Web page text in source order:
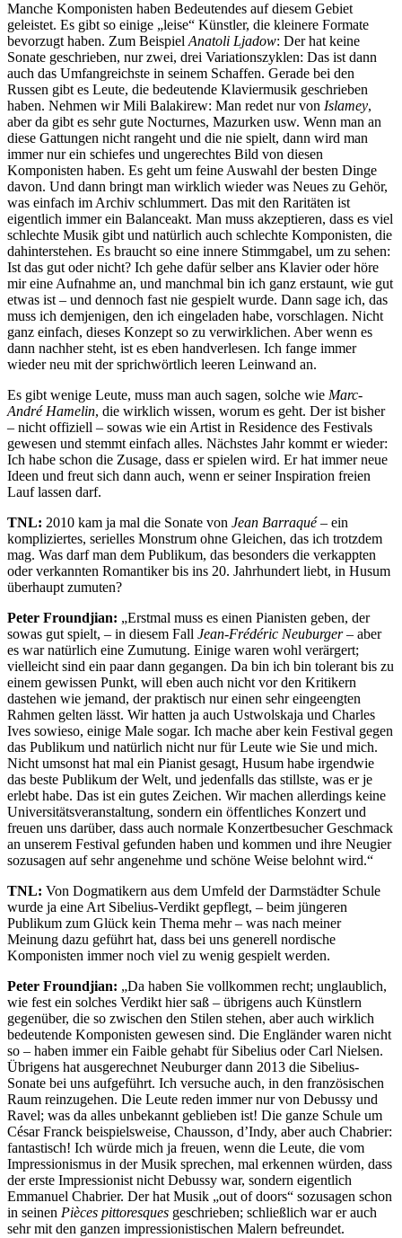
Manche Komponisten haben Bedeutendes auf diesem Gebiet
geleistet. Es gibt so einige „leise“ Künstler, die kleinere Formate
bevorzugt haben. Zum Beispiel Anatoli Ljadow: Der hat keine
Sonate geschrieben, nur zwei, drei Variationszyklen: Das ist dann
auch das Umfangreichste in seinem Schaffen. Gerade bei den
Russen gibt es Leute, die bedeutende Klaviermusik geschrieben
haben. Nehmen wir Mili Balakirew: Man redet nur von Islamey,
aber da gibt es sehr gute Nocturnes, Mazurken usw. Wenn man an
diese Gattungen nicht rangeht und die nie spielt, dann wird man
immer nur ein schiefes und ungerechtes Bild von diesen
Komponisten haben. Es geht um feine Auswahl der besten Dinge
davon. Und dann bringt man wirklich wieder was Neues zu Gehör,
was einfach im Archiv schlummert. Das mit den Raritäten ist
eigentlich immer ein Balanceakt. Man muss akzeptieren, dass es viel
schlechte Musik gibt und natürlich auch schlechte Komponisten, die
dahinterstehen. Es braucht so eine innere Stimmgabel, um zu sehen:
Ist das gut oder nicht? Ich gehe dafür selber ans Klavier oder höre
mir eine Aufnahme an, und manchmal bin ich ganz erstaunt, wie gut
etwas ist – und dennoch fast nie gespielt wurde. Dann sage ich, das
muss ich demjenigen, den ich eingeladen habe, vorschlagen. Nicht
ganz einfach, dieses Konzept so zu verwirklichen. Aber wenn es
dann nachher steht, ist es eben handverlesen. Ich fange immer
wieder neu mit der sprichwörtlich leeren Leinwand an.
Es gibt wenige Leute, muss man auch sagen, solche wie Marc-
André Hamelin, die wirklich wissen, worum es geht. Der ist bisher
– nicht offiziell – sowas wie ein Artist in Residence des Festivals
gewesen und stemmt einfach alles. Nächstes Jahr kommt er wieder:
Ich habe schon die Zusage, dass er spielen wird. Er hat immer neue
Ideen und freut sich dann auch, wenn er seiner Inspiration freien
Lauf lassen darf.
TNL: 2010 kam ja mal die Sonate von Jean Barraqué – ein
kompliziertes, serielles Monstrum ohne Gleichen, das ich trotzdem
mag. Was darf man dem Publikum, das besonders die verkappten
oder verkannten Romantiker bis ins 20. Jahrhundert liebt, in Husum
überhaupt zumuten?
Peter Froundjian: „Erstmal muss es einen Pianisten geben, der
sowas gut spielt, – in diesem Fall Jean-Frédéric Neuburger– aber
es war natürlich eine Zumutung. Einige waren wohl verärgert;
vielleicht sind ein paar dann gegangen. Da bin ich bin tolerant bis zu
einem gewissen Punkt, will eben auch nicht vor den Kritikern
dastehen wie jemand, der praktisch nur einen sehr eingeengten
Rahmen gelten lässt. Wir hatten ja auch Ustwolskaja und Charles
Ives sowieso, einige Male sogar. Ich mache aber kein Festival gegen
das Publikum und natürlich nicht nur für Leute wie Sie und mich.
Nicht umsonst hat mal ein Pianist gesagt, Husum habe irgendwie
das beste Publikum der Welt, und jedenfalls das stillste, was er je
erlebt habe. Das ist ein gutes Zeichen. Wir machen allerdings keine
Universitätsveranstaltung, sondern ein öffentliches Konzert und
freuen uns darüber, dass auch normale Konzertbesucher Geschmack
an unserem Festival gefunden haben und kommen und ihre Neugier
sozusagen auf sehr angenehme und schöne Weise belohnt wird.“
TNL: Von Dogmatikern aus dem Umfeld der Darmstädter Schule
wurde ja eine Art Sibelius-Verdikt gepflegt, – beim jüngeren
Publikum zum Glück kein Thema mehr – was nach meiner
Meinung dazu geführt hat, dass bei uns generell nordische
Komponisten immer noch viel zu wenig gespielt werden.
Peter Froundjian: „Da haben Sie vollkommen recht; unglaublich,
wie fest ein solches Verdikt hier saß – übrigens auch Künstlern
gegenüber, die so zwischen den Stilen stehen, aber auch wirklich
bedeutende Komponisten gewesen sind. Die Engländer waren nicht
so – haben immer ein Faible gehabt für Sibelius oder Carl Nielsen.
Übrigens hat ausgerechnet Neuburger dann 2013 die Sibelius-
Sonate bei uns aufgeführt. Ich versuche auch, in den französischen
Raum reinzugehen. Die Leute reden immer nur von Debussy und
Ravel; was da alles unbekannt geblieben ist! Die ganze Schule um
César Franck beispielsweise, Chausson, d’Indy, aber auch Chabrier:
fantastisch! Ich würde mich ja freuen, wenn die Leute, die vom
Impressionismus in der Musik sprechen, mal erkennen würden, dass
der erste Impressionist nicht Debussy war, sondern eigentlich
Emmanuel Chabrier. Der hat Musik „out of doors“ sozusagen schon
in seinen Pièces pittoresques geschrieben; schließlich war er auch
sehr mit den ganzen impressionistischen Malern befreundet.